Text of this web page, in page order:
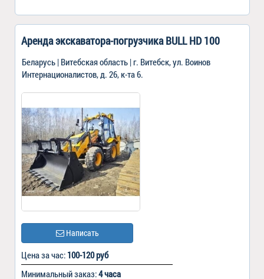
Аренда экскаватора-погрузчика BULL HD 100
Беларусь | Витебская область | г. Витебск, ул. Воинов
Интернационалистов, д. 26, к-та 6.
Написать
Цена за час: 100-120 руб
Минимальный заказ:4 часа